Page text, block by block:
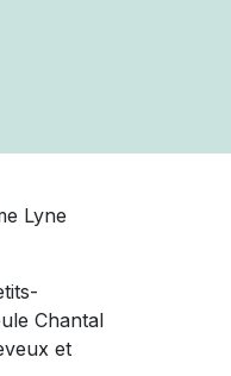
Lyne
Chantal
et